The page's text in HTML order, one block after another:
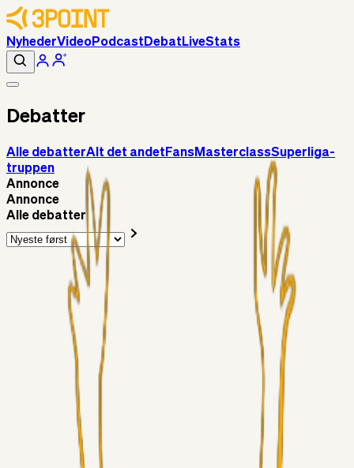
NyhederVideoPodcast Debat LiveStats
Debatter
Alle debatterAlt det andet FansMasterclassSuperliga-
truppen
Annonce
Annonce
Alle debatter
Alt det andet
3Point_Udviklere5 timer siden
3Point hjemmeside opdateringer - August
Chrisdinho88
06. aug. 2026
Horsens - Brøndby billet
Chrisdinho88
Bange anelser
Superliga-truppen
GulBlaaPuls05. aug. 2026